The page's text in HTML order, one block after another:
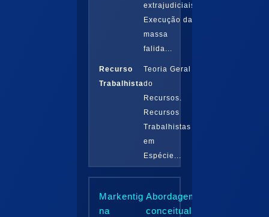
extrajudiciais.
Execução da
massa
falida...
Recurso
Trabalhista
Teoria Geral
do
Recursos.
Recursos
Trabalhistas
em
Espécie...
Markentig
na
Abordagem
conceitual